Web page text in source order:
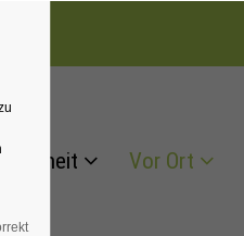
Vor Ort